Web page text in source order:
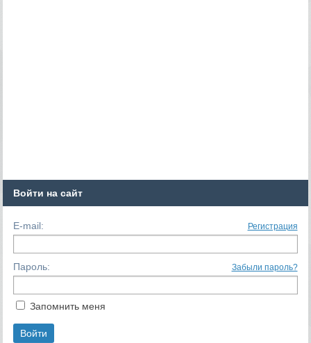
Войти на сайт
E-mail: Регистрация
Пароль: Забыли пароль?
Запомнить меня